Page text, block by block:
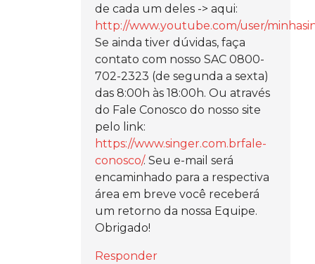
de cada um deles -> aqui:
http://www.youtube.com/user/
Se ainda tiver dúvidas, faça
contato com nosso SAC 0800-
702-2323 (de segunda a sexta)
das 8:00h às 18:00h. Ou através
do Fale Conosco do nosso site
pelo link:
https://www.singer.com.brfale-
conosco/. Seu e-mail será
encaminhado para a respectiva
área em breve você receberá
um retorno da nossa Equipe.
Obrigado!
Responder